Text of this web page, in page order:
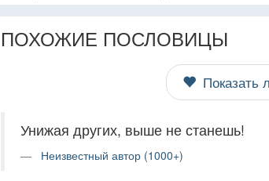
ПОХОЖИЕ ПОСЛОВИЦЫ
Показать
Унижая других, выше не станешь!
Неизвестный автор (1000+)